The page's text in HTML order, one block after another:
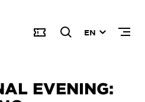
EN
EVENING: